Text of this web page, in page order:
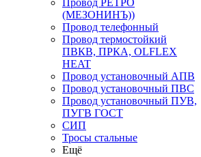
Провод РЕТРО
(МЕЗОНИНЪ))
Провод телефонный
Провод термостойкий
ПВКВ, ПРКА, OLFLEX
HEAT
Провод установочный АПВ
Провод установочный ПВС
Провод установочный ПУВ,
ПУГВ ГОСТ
СИП
Тросы стальные
Ещё